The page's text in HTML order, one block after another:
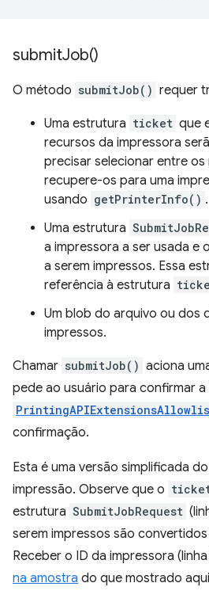
submitJob()
O método submitJob() requer
Uma estrutura ticket que
recursos da impressora
precisar selecionar entre
recupere-os para uma
usando getPrinterInfo() .
Uma estrutura
a impressora a ser usada e
a serem impressos. Essa
referência à estrutura
Um blob do arquivo ou dos
impressos.
Chamar submitJob() aciona
pede ao usuário para confirmar a
confirmação.
Esta é uma versão simplificada
impressão. Observe que o
estrutura SubmitJobRequest
serem impressos são convertidos
Receber o ID da impressora
na amostra do que mostrado